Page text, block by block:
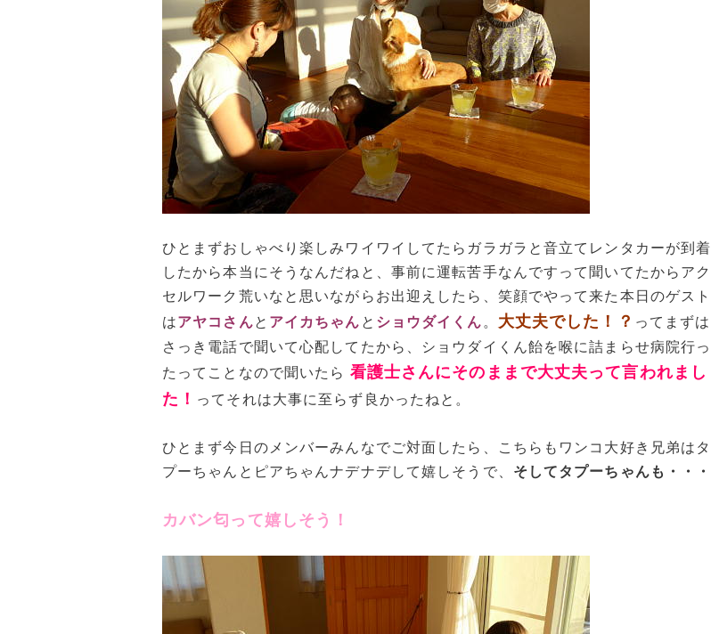
ひとまずおしゃべり楽しみワイワイしてたらガラガラと音立てレンタカーが到着
したから本当にそうなんだねと、事前に運転苦手なんですって聞いてたからアク
セルワーク荒いなと思いながらお出迎えしたら、笑顔でやって来た本日のゲスト
はアヤコさんと アイカちゃん と ショウダイくん 。 大丈夫でした！？ ってまずは
さっき電話で聞いて心配してたから、ショウダイくん飴を喉に詰まらせ病院行っ
たってことなので聞いたら 看護士さんにそのままで大丈夫って言われまし
た！ ってそれは大事に至らず良かったねと。
ひとまず今日のメンバーみんなでご対面したら、こちらもワンコ大好き兄弟はタ
プーちゃんとピアちゃんナデナデして嬉しそうで、 そしてタプーちゃんも・・・
カバン匂って嬉しそう！